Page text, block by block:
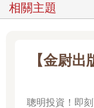
相關主題
【金尉
聰明投資！即